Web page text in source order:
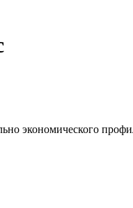
экономического